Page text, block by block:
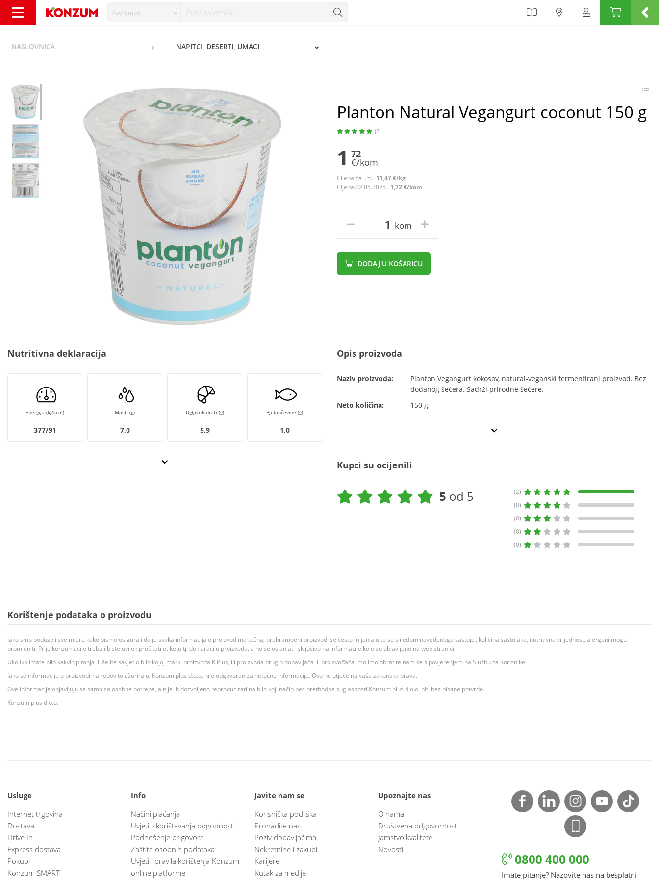
Asortiman
NASLOVNICA NAPITCI, DESERTI, UMACI
Planton Natural Vegangurt coconut 150 g
(2)
1 72
€/kom
Cijena za j.m.: 11,47 €/kg
Cijena 02.05.2025.: 1,72 €/kom
kom
DODAJ U KOŠARICU
Nutritivna deklaracija
Energija (kJ/kcal)
377/91
Masti (g)
7,0
Ugljikohidrati (g)
5,9
Bjelančevine (g)
1,0
Opis proizvoda
Naziv proizvoda:
Planton Vegangurt kokosov, natural-veganski fermentirani proizvod. Bez
dodanog šećera. Sadrži prirodne šećere.
Neto količina:
150 g
Kupci su ocijenili
5 od 5
(2)
(0)
(0)
(0)
(0)
Korištenje podataka o proizvodu
Iako smo poduzeli sve mjere kako bismo osigurali da je svaka informacija o proizvodima točna, prehrambeni proizvodi se često mijenjaju te se slijedom navedenoga sastojci, količina sastojaka, nutritivna vrijednost, alergeni mogu
promjeniti. Prije konzumacije trebali biste uvijek pročitati etiketu tj. deklaraciju proizvoda, a ne se oslanjati isključivo na informacije koje su objavljene na web stranici.
Ukoliko imate bilo kakvih pitanja ili želite savjet o bilo kojoj marki proizvoda K Plus, ili proizvoda drugih dobavljača ili proizvođača, molimo obratite nam se s povjerenjem na Službu za Korisnike.
Iako se informacije o proizvodima redovito ažuriraju, Konzum plus d.o.o. nije odgovoran za netočne informacije. Ovo ne utječe na vaša zakonska prava.
Ove informacije objavljuju se samo za osobne potrebe, a nije ih dozvoljeno reproducirati na bilo koji način bez prethodne suglasnosti Konzum plus d.o.o. niti bez pisane potvrde.
Konzum plus d.o.o.
Usluge
Internet trgovina
Dostava
Drive In
Express dostava
Pokupi
Konzum SMART
Info
Načini plaćanja
Uvjeti iskorištavanja pogodnosti
Podnošenje prigovora
Zaštita osobnih podataka
Uvjeti i pravila korištenja Konzum
online platforme
Javite nam se
Korisnička podrška
Pronađite nas
Poziv dobavljačima
Nekretnine i zakupi
Karijere
Kutak za medije
Upoznajte nas
O nama
Društvena odgovornost
Jamstvo kvalitete
Novosti
0800 400 000
Imate pitanje? Nazovite nas na besplatni